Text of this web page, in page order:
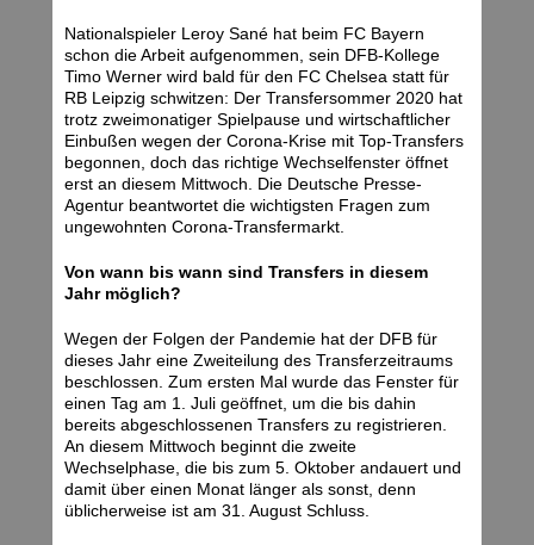
Nationalspieler Leroy Sané hat beim FC Bayern
schon die Arbeit aufgenommen, sein DFB-Kollege
Timo Werner wird bald für den FC Chelsea statt für
RB Leipzig schwitzen: Der Transfersommer 2020 hat
trotz zweimonatiger Spielpause und wirtschaftlicher
Einbußen wegen der Corona-Krise mit Top-Transfers
begonnen, doch das richtige Wechselfenster öffnet
erst an diesem Mittwoch. Die Deutsche Presse-
Agentur beantwortet die wichtigsten Fragen zum
ungewohnten Corona-Transfermarkt.
Von wann bis wann sind Transfers in diesem
Jahr möglich?
Wegen der Folgen der Pandemie hat der DFB für
dieses Jahr eine Zweiteilung des Transferzeitraums
beschlossen. Zum ersten Mal wurde das Fenster für
einen Tag am 1. Juli geöffnet, um die bis dahin
bereits abgeschlossenen Transfers zu registrieren.
An diesem Mittwoch beginnt die zweite
Wechselphase, die bis zum 5. Oktober andauert und
damit über einen Monat länger als sonst, denn
üblicherweise ist am 31. August Schluss.